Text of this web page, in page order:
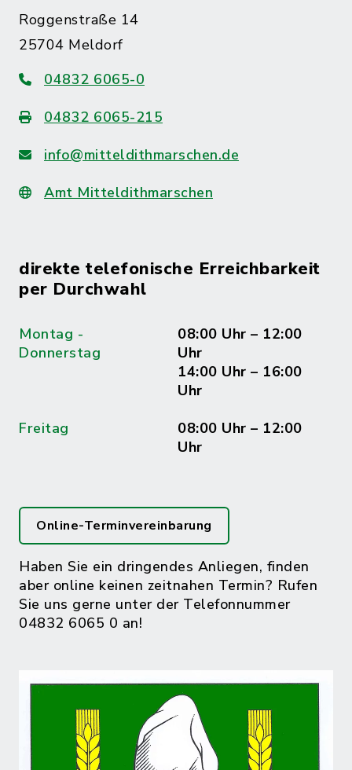
Roggenstraße 14
25704 Meldorf
04832 6065-0
04832 6065-215
info@mitteldithmarschen.de
Amt Mitteldithmarschen
direkte telefonische Erreichbarkeit
per Durchwahl
Montag -
Donnerstag
08:00 Uhr – 12:00
Uhr
14:00 Uhr – 16:00
Uhr
Freitag
08:00 Uhr – 12:00
Uhr
Online-Terminvereinbarung
Haben Sie ein dringendes Anliegen, finden
aber online keinen zeitnahen Termin? Rufen
Sie uns gerne unter der Telefonnummer
04832 6065 0 an!